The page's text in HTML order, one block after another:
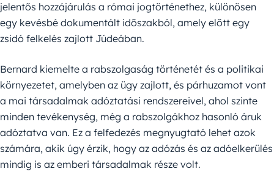
jelentős hozzájárulás a római jogtörténethez, különösen
egy kevésbé dokumentált időszakból, amely előtt egy
zsidó felkelés zajlott Júdeában.
Bernard kiemelte a rabszolgaság történetét és a politikai
környezetet, amelyben az ügy zajlott, és párhuzamot vont
a mai társadalmak adóztatási rendszereivel, ahol szinte
minden tevékenység, még a rabszolgákhoz hasonló áruk
adóztatva van. Ez a felfedezés megnyugtató lehet azok
számára, akik úgy érzik, hogy az adózás és az adóelkerülés
mindig is az emberi társadalmak része volt.